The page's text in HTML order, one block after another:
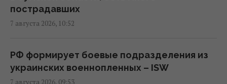
Угроза для Украины: журналисты
составили карту со 150 военными
11:16 пятница, 07 августа 2026
пострадавших
7 августа 2026, 10:52
РФ формирует боевые подразделения из
украинских военнопленных – ISW
7 августа 2026, 09:53